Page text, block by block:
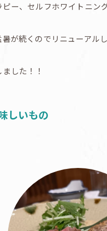
ー、セルフホワイトニン
が続くのでリニューアル
した！！
しいもの